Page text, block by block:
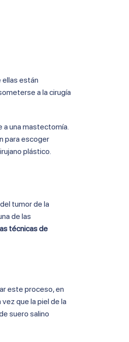
ellas están
a la cirugía
una mastectomía.
para escoger
plástico.
tumor de la
de las
técnicas de
este proceso, en
que la piel de la
suero salino